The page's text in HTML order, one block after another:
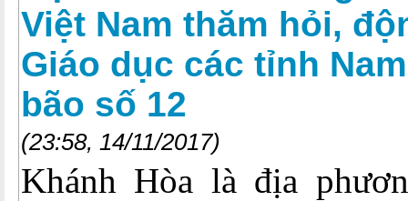
Việt Nam thăm hỏi,
Giáo dục các tỉnh
bão số 12
(23:58, 14/11/2017)
Khánh Hòa là địa